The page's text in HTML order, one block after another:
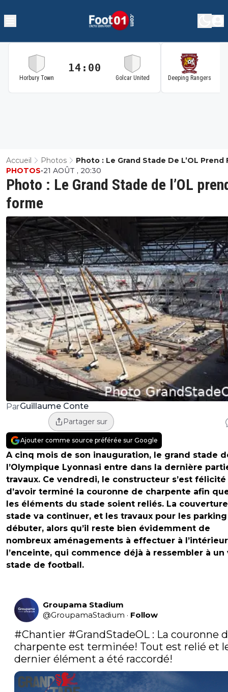
Horbury Town
14:00
Golcar United Deeping Rangers
Accueil Photos Photo : Le Grand Stade De L’OL Prend
Photo : Le Grand Stade de l’OL
forme
PHOTOS•21 AOÛT , 20:30
ParGuillaume Conte
Partager sur
Ajouter comme source préférée sur Google
A cinq mois de son inauguration, le grand stade
l’Olympique Lyonnasi entre dans la dernière
travaux. Ce vendredi, le constructeur s’est félicité
d’avoir terminé la couronne de charpente afin
les éléments du stade soient reliés. La
stade va continuer, et les travaux pour les
débuter, alors qu’il reste bien évidemment de
nombreux aménagements à effectuer à
l’enceinte, qui commence déjà à ressembler à un
stade de football.
Groupama Stadium
@GroupamaStadium · Follow
#Chantier #GrandStadeOL : La couronne
charpente est terminée! Tout est relié et
dernier élément a été raccordé!